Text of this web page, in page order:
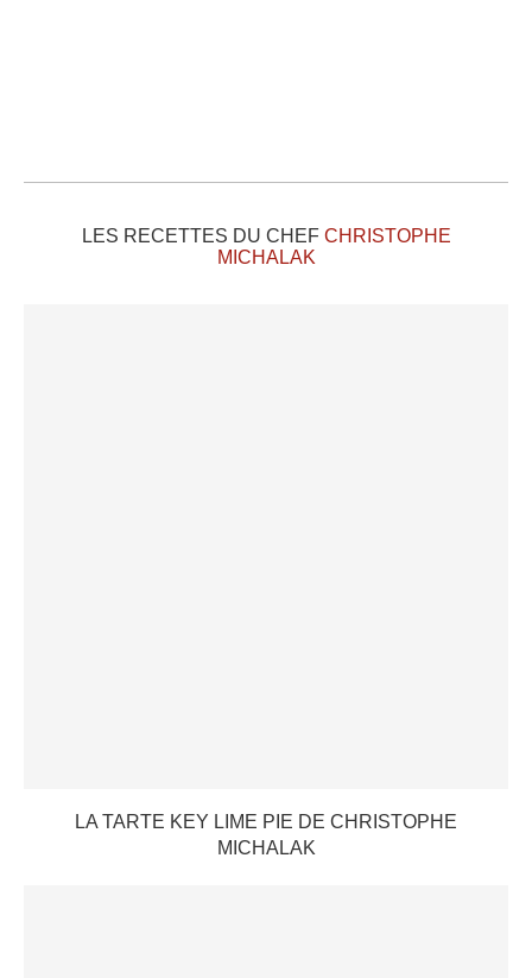
LES RECETTES DU CHEF CHRISTOPHE
MICHALAK
LA TARTE KEY LIME PIE DE CHRISTOPHE
MICHALAK